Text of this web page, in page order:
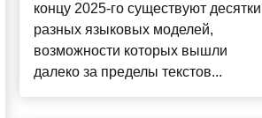
концу 2025-го существуют десятки
разных языковых моделей,
возможности которых вышли
далеко за пределы текстов...